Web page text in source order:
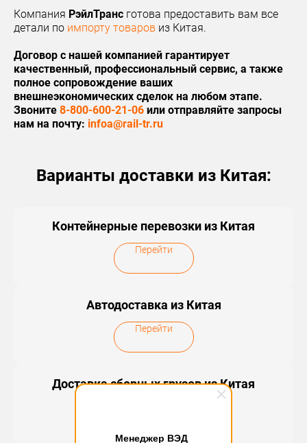
Менеджер ВЭД
Компания РэйлТранс готова предоставить вам все
детали по импорту товаров из Китая.
Договор с нашей компанией гарантирует
качественный, профессиональный сервис, а также
полное сопровождение ваших
внешнеэкономических сделок на любом этапе.
Звоните 8-800-600-21-06 или отправляйте запросы
нам на почту: infoa@rail-tr.ru
Варианты доставки из Китая:
Контейнерные перевозки из Китая
Перейти
Автодоставка из Китая
Перейти
Доставка сборных грузов из Китая